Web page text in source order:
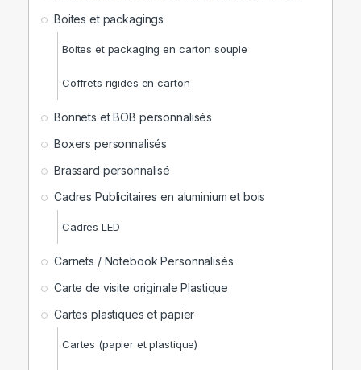
Boites et packagings
Boites et packaging en carton souple
Coffrets rigides en carton
Bonnets et BOB personnalisés
Boxers personnalisés
Brassard personnalisé
Cadres Publicitaires en aluminium et bois
Cadres LED
Carnets / Notebook Personnalisés
Carte de visite originale Plastique
Cartes plastiques et papier
Cartes (papier et plastique)